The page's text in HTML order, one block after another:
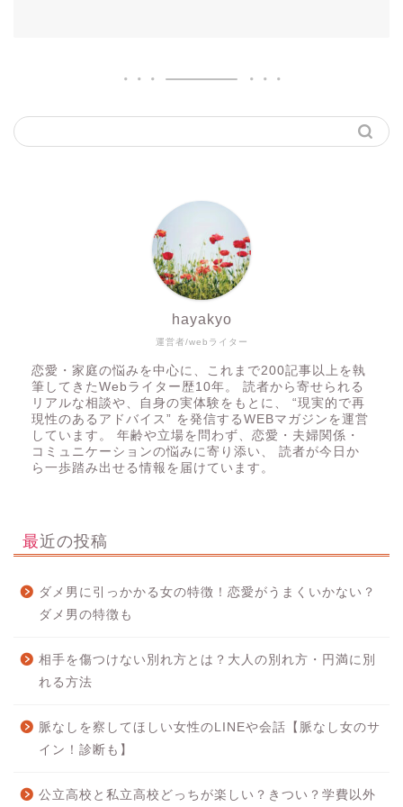
運営者/webライター
hayakyo
恋愛・家庭の悩みを中心に、これまで200記事以上を執
筆してきたWebライター歴10年。 読者から寄せられる
リアルな相談や、自身の実体験をもとに、 “現実的で再
現性のあるアドバイス” を発信するWEBマガジンを運営
しています。 年齢や立場を問わず、恋愛・夫婦関係・
コミュニケーションの悩みに寄り添い、 読者が今日か
ら一歩踏み出せる情報を届けています。
最近の投稿
ダメ男に引っかかる女の特徴！恋愛がうまくいかない？
ダメ男の特徴も
相手を傷つけない別れ方とは？大人の別れ方・円満に別
れる方法
脈なしを察してほしい女性のLINEや会話【脈なし女のサ
イン！診断も】
公立高校と私立高校どっちが楽しい？きつい？学費以外